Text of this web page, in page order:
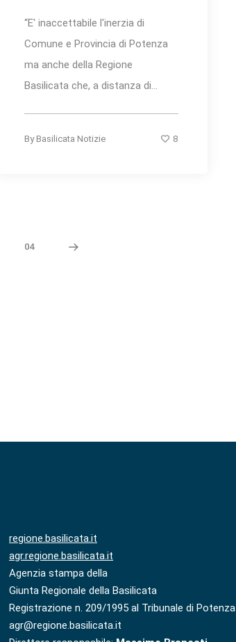
“E' inaccettabile l'inerzia di
Comune e Provincia di Potenza
ma anche della Regione
Basilicata che, a distanza di...
By Basilicata Notizie 8
04
regione.basilicata.it
agr.regione.basilicata.it
Agenzia stampa della
Giunta Regionale della Basilicata
Registrazione n. 209/1995 al Tribunale di Potenza
agr@regione.basilicata.it